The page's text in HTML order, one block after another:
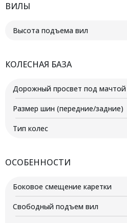
ВИЛЫ
Высота подъема вил
КОЛЕСНАЯ БАЗА
Дорожный просвет под мачтой
Размер шин (передние/задние)
Тип колес
ОСОБЕННОСТИ
Боковое смещение каретки
Свободный подъем вил